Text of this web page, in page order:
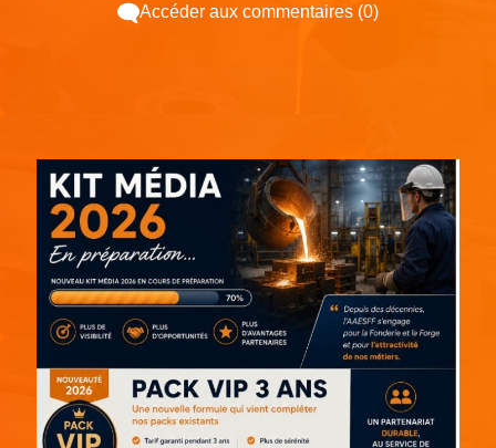
Accéder aux commentaires (0)